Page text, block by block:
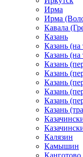
Ирма
Ирма
Кавала
Казань
Казань
Казань
Казань
Казань
Казань
Казань
Казань
Казань
Калязин
Камышин
Канготово